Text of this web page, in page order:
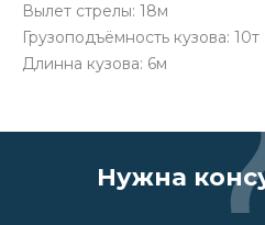
Вылет стрелы: 18м
Грузоподъёмность кузова: 10т
Длинна кузова: 6м
Нужна